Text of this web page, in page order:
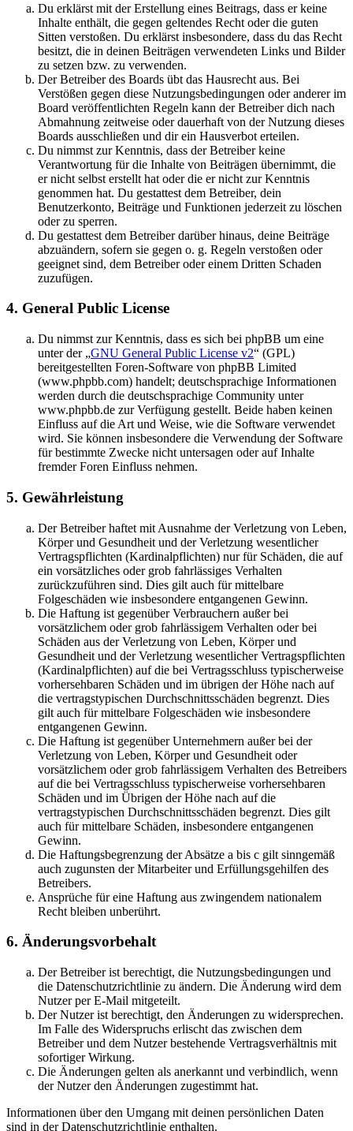
Du erklärst mit der Erstellung eines Beitrags, dass er keine
Inhalte enthält, die gegen geltendes Recht oder die guten
Sitten verstoßen. Du erklärst insbesondere, dass du das Recht
besitzt, die in deinen Beiträgen verwendeten Links und Bilder
zu setzen bzw. zu verwenden.
Der Betreiber des Boards übt das Hausrecht aus. Bei
Verstößen gegen diese Nutzungsbedingungen oder anderer im
Board veröffentlichten Regeln kann der Betreiber dich nach
Abmahnung zeitweise oder dauerhaft von der Nutzung dieses
Boards ausschließen und dir ein Hausverbot erteilen.
Du nimmst zur Kenntnis, dass der Betreiber keine
Verantwortung für die Inhalte von Beiträgen übernimmt, die
er nicht selbst erstellt hat oder die er nicht zur Kenntnis
genommen hat. Du gestattest dem Betreiber, dein
Benutzerkonto, Beiträge und Funktionen jederzeit zu löschen
oder zu sperren.
Du gestattest dem Betreiber darüber hinaus, deine Beiträge
abzuändern, sofern sie gegen o. g. Regeln verstoßen oder
geeignet sind, dem Betreiber oder einem Dritten Schaden
zuzufügen.
4. General Public License
Du nimmst zur Kenntnis, dass es sich bei phpBB um eine
unter der „GNU General Public License v2“ (GPL)
bereitgestellten Foren-Software von phpBB Limited
(www.phpbb.com) handelt; deutschsprachige Informationen
werden durch die deutschsprachige Community unter
www.phpbb.de zur Verfügung gestellt. Beide haben keinen
Einfluss auf die Art und Weise, wie die Software verwendet
wird. Sie können insbesondere die Verwendung der Software
für bestimmte Zwecke nicht untersagen oder auf Inhalte
fremder Foren Einfluss nehmen.
5. Gewährleistung
Der Betreiber haftet mit Ausnahme der Verletzung von Leben,
Körper und Gesundheit und der Verletzung wesentlicher
Vertragspflichten (Kardinalpflichten) nur für Schäden, die auf
ein vorsätzliches oder grob fahrlässiges Verhalten
zurückzuführen sind. Dies gilt auch für mittelbare
Folgeschäden wie insbesondere entgangenen Gewinn.
Die Haftung ist gegenüber Verbrauchern außer bei
vorsätzlichem oder grob fahrlässigem Verhalten oder bei
Schäden aus der Verletzung von Leben, Körper und
Gesundheit und der Verletzung wesentlicher Vertragspflichten
(Kardinalpflichten) auf die bei Vertragsschluss typischerweise
vorhersehbaren Schäden und im übrigen der Höhe nach auf
die vertragstypischen Durchschnittsschäden begrenzt. Dies
gilt auch für mittelbare Folgeschäden wie insbesondere
entgangenen Gewinn.
Die Haftung ist gegenüber Unternehmern außer bei der
Verletzung von Leben, Körper und Gesundheit oder
vorsätzlichem oder grob fahrlässigem Verhalten des Betreibers
auf die bei Vertragsschluss typischerweise vorhersehbaren
Schäden und im Übrigen der Höhe nach auf die
vertragstypischen Durchschnittsschäden begrenzt. Dies gilt
auch für mittelbare Schäden, insbesondere entgangenen
Gewinn.
Die Haftungsbegrenzung der Absätze a bis c gilt sinngemäß
auch zugunsten der Mitarbeiter und Erfüllungsgehilfen des
Betreibers.
Ansprüche für eine Haftung aus zwingendem nationalem
Recht bleiben unberührt.
6. Änderungsvorbehalt
Der Betreiber ist berechtigt, die Nutzungsbedingungen und
die Datenschutzrichtlinie zu ändern. Die Änderung wird dem
Nutzer per E-Mail mitgeteilt.
Der Nutzer ist berechtigt, den Änderungen zu widersprechen.
Im Falle des Widerspruchs erlischt das zwischen dem
Betreiber und dem Nutzer bestehende Vertragsverhältnis mit
sofortiger Wirkung.
Die Änderungen gelten als anerkannt und verbindlich, wenn
der Nutzer den Änderungen zugestimmt hat.
Informationen über den Umgang mit deinen persönlichen Daten
sind in der Datenschutzrichtlinie enthalten.